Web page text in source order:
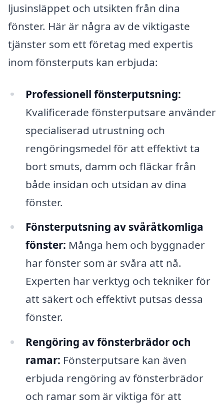
ljusinsläppet och utsikten från dina
fönster. Här är några av de viktigaste
tjänster som ett företag med expertis
inom fönsterputs kan erbjuda:
Professionell fönsterputsning:
Kvalificerade fönsterputsare använder
specialiserad utrustning och
rengöringsmedel för att effektivt ta
bort smuts, damm och fläckar från
både insidan och utsidan av dina
fönster.
Fönsterputsning av svåråtkomliga
fönster: Många hem och byggnader
har fönster som är svåra att nå.
Experten har verktyg och tekniker för
att säkert och effektivt putsas dessa
fönster.
Rengöring av fönsterbrädor och
ramar: Fönsterputsare kan även
erbjuda rengöring av fönsterbrädor
och ramar som är viktiga för att